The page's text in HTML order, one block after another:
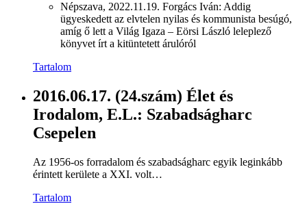
Népszava, 2022.11.19. Forgács Iván: Addig
ügyeskedett az elvtelen nyilas és kommunista besúgó,
amíg ő lett a Világ Igaza – Eörsi László leleplező
könyvet írt a kitüntetett árulóról
Tartalom
2016.06.17. (24.szám) Élet és
Irodalom, E.L.: Szabadságharc
Csepelen
Az 1956-os forradalom és szabadságharc egyik leginkább
érintett kerülete a XXI. volt…
Tartalom